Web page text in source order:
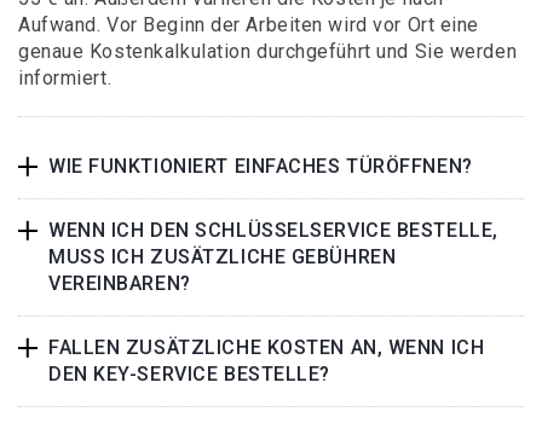
Aufwand. Vor Beginn der Arbeiten wird vor Ort eine
genaue Kostenkalkulation durchgeführt und Sie werden
informiert.
WIE FUNKTIONIERT EINFACHES TÜRÖFFNEN?
WENN ICH DEN SCHLÜSSELSERVICE BESTELLE,
MUSS ICH ZUSÄTZLICHE GEBÜHREN
VEREINBAREN?
FALLEN ZUSÄTZLICHE KOSTEN AN, WENN ICH
DEN KEY-SERVICE BESTELLE?